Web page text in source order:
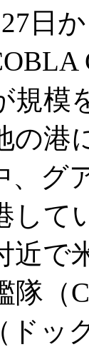
日
規模
の港
、グ
して
近で
隊（
ドッ